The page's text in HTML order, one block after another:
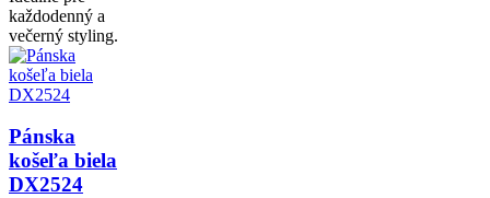
každodenný a
večerný styling.
Pánska
košeľa biela
DX2524